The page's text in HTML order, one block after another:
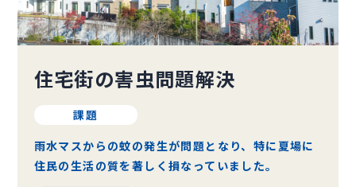
住宅街の害虫問題解決
課題
雨水マスからの蚊の発生が問題となり、特に夏場に
住民の生活の質を著しく損なっていました。